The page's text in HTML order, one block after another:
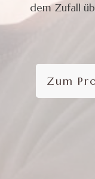
dem Zufall
Zum